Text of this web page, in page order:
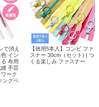
で消え
イン
布用
縫 手芸
ーク
ングペ
【徳用5本入】コンビ ファ
スナー 30cm（セット) | つ
くる楽しみ ファスナー